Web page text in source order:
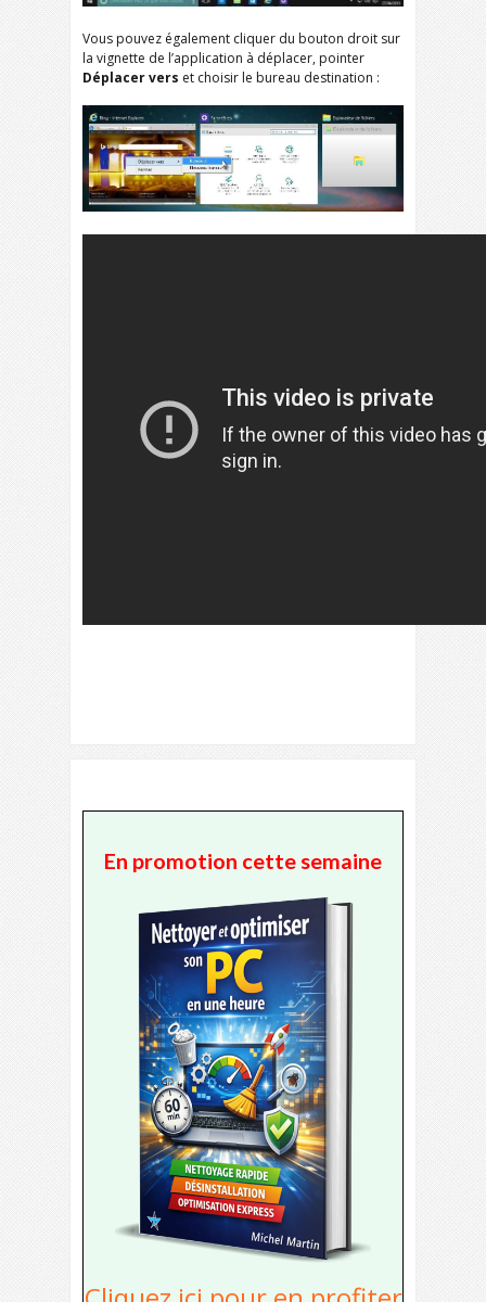
Vous pouvez également cliquer du bouton droit sur
la vignette de l’application à déplacer, pointer
Déplacer vers et choisir le bureau destination :
En promotion cette semaine